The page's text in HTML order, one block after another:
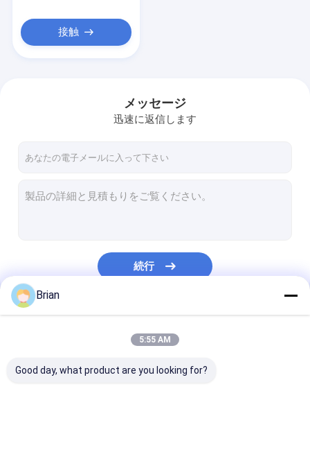
接触
メッセージ
迅速に返信します
続行
Brian
5:55 AM
Good day, what product are you looking for?